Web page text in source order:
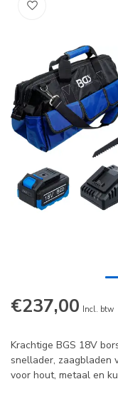
€237,00 Incl. btw
Krachtige BGS 18V
snellader, zaagbladen
voor hout, metaal en